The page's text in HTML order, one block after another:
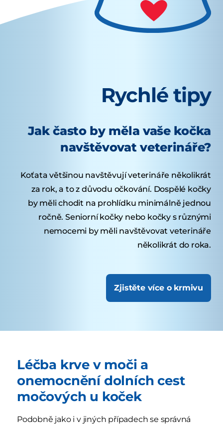
Rychlé tipy
Jak často by měla vaše kočka
navštěvovat veterináře?
Koťata většinou navštěvují veterináře několikrát
za rok, a to z důvodu očkování. Dospělé kočky
by měli chodit na prohlídku minimálně jednou
ročně. Seniorní kočky nebo kočky s různými
nemocemi by měli navštěvovat veterináře
několikrát do roka.
Zjistěte více o krmivu
Léčba krve v moči a
onemocnění dolních cest
močových u koček
Podobně jako i v jiných případech se správná